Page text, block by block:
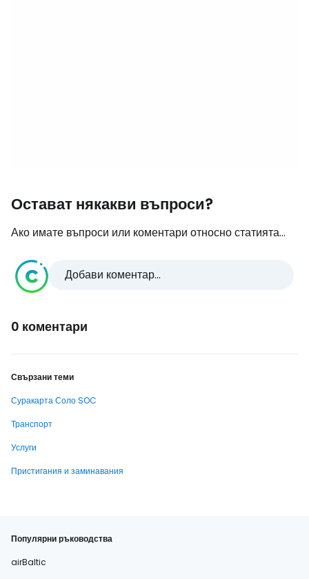
Остават някакви въпроси?
Ако имате въпроси или коментари относно статията...
Добави коментар...
0 коментари
Свързани теми
Суракарта Соло SOC
Транспорт
Услуги
Пристигания и заминавания
Популярни ръководства
airBaltic